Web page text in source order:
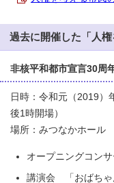
過去に開催した「人権
非核平和都市宣言30周
日時：令和元（2019）
後1時開場）
場所：みつなかホール
オープニングコン
講演会 「おばちゃ